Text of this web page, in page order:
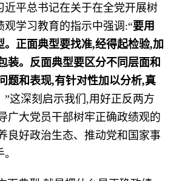
近平总书记在关于在全党开展树
观学习教育的指示中强调:“要用
。正面典型要找准,经得起检验,加
装。反面典型要区分不同层面和
题和表现,有针对性加以分析,真
”这深刻启示我们,用好正反两方
广大党员干部树牢正确政绩观的
良好政治生态、推动党和国家事